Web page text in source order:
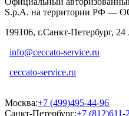
S.p.A. на территории РФ —
199106, г.Санкт-Петербург,
info@ceccato-service.ru
ceccato-service.ru
Москва:+7 (499)495-44-96
Санкт-Петербург:+7 (812)611-